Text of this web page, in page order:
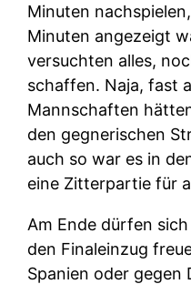
Minuten
Minuten angezeigt
versuchten alles,
schaffen. Naja, fast
Mannschaften
den gegnerischen
auch so war es in
eine Zitterpartie für
Am Ende dürfen
den Finaleinzug
Spanien oder gegen